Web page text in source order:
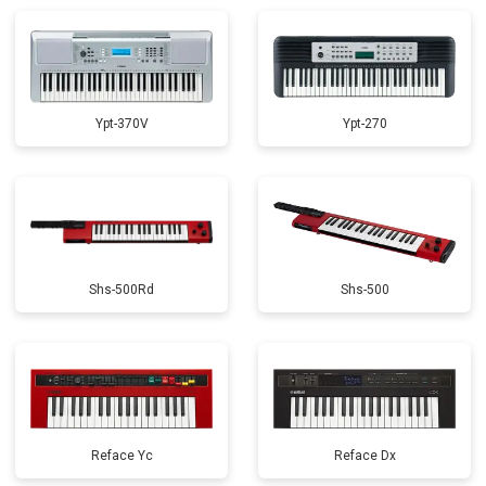
Ypt-370V Ypt-270
Shs-500Rd Shs-500
Reface Yc Reface Dx